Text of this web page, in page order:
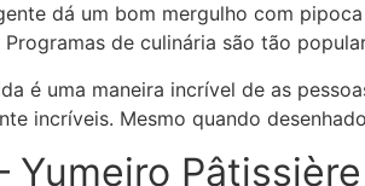
dá um bom mergulho com
Programas de culinária são tão
é uma maneira incrível de as
incríveis. Mesmo quando
Yumeiro Pâtissière